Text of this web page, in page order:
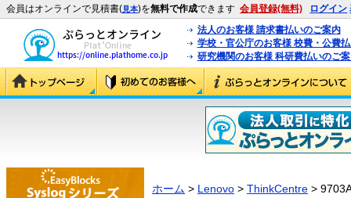
会員はオンラインで見積書(見本)を無料で作成できます 会員登録(無料) ログイン
法人のお客様 請求書払いのご案内
学校・官公庁のお客様 校費・公費
研究機関のお客様 科研費払いのご
ホーム > Lenovo > ThinkCentre >